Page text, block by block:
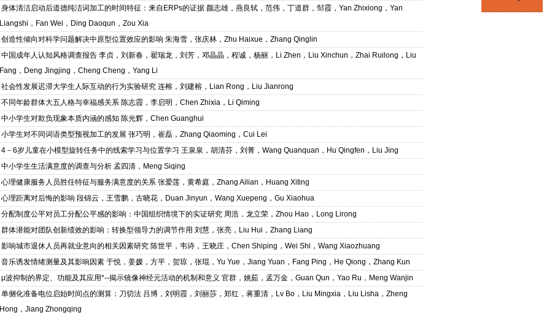
身体清洁启动后道德纯洁词加工的时间特征：来自ERPs的证据 颜志雄，燕良轼，范伟，丁道群，邹霞，Yan Zhixiong，Yan
Liangshi，Fan Wei，Ding Daoqun，Zou Xia
创造性倾向对科学问题解决中原型位置效应的影响 朱海雪，张庆林，Zhu Haixue，Zhang Qinglin
中国成年人认知风格调查报告 李贞，刘新春，翟瑞龙，刘芳，邓晶晶，程诚，杨丽，Li Zhen，Liu Xinchun，Zhai Ruilong，Liu
Fang，Deng Jingjing，Cheng Cheng，Yang Li
社会性发展迟滞大学生人际互动的行为实验研究 连榕，刘建榕，Lian Rong，Liu Jianrong
不同年龄群体大五人格与幸福感关系 陈志霞，李启明，Chen Zhixia，Li Qiming
中小学生对欺负现象本质内涵的感知 陈光辉，Chen Guanghui
小学生对不同词语类型预视加工的发展 张巧明，崔磊，Zhang Qiaoming，Cui Lei
4－6岁儿童在小模型旋转任务中的线索学习与位置学习 王泉泉，胡清芬，刘菁，Wang Quanquan，Hu Qingfen，Liu Jing
中小学生生活满意度的调查与分析 孟四清，Meng Siqing
心理健康服务人员胜任特征与服务满意度的关系 张爱莲，黄希庭，Zhang Ailian，Huang Xiting
心理距离对后悔的影响 段锦云，王雪鹏，古晓花，Duan Jinyun，Wang Xuepeng，Gu Xiaohua
分配制度公平对员工分配公平感的影响：中国组织情境下的实证研究 周浩，龙立荣，Zhou Hao，Long Lirong
群体潜能对团队创新绩效的影响：转换型领导力的调节作用 刘慧，张亮，Liu Hui，Zhang Liang
影响城市退休人员再就业意向的相关因素研究 陈世平，韦诗，王晓庄，Chen Shiping，Wei Shi，Wang Xiaozhuang
音乐诱发情绪测量及其影响因素 于悦，姜媛，方平，贺琼，张琨，Yu Yue，Jiang Yuan，Fang Ping，He Qiong，Zhang Kun
μ波抑制的界定、功能及其应用*--揭示镜像神经元活动的机制和意义 官群，姚茹，孟万金，Guan Qun，Yao Ru，Meng Wanjin
单侧化准备电位启始时间点的测算：刀切法 吕博，刘明霞，刘丽莎，郑红，蒋重清，Lv Bo，Liu Mingxia，Liu Lisha，Zheng
Hong，Jiang Zhongqing